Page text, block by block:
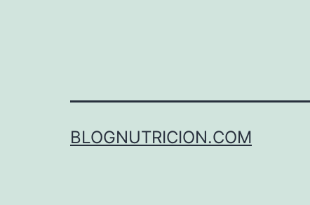
BLOGNUTRICION.COM